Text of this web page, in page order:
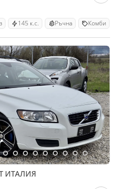
145 к.с. Ръчна Комби
ИТАЛИЯ